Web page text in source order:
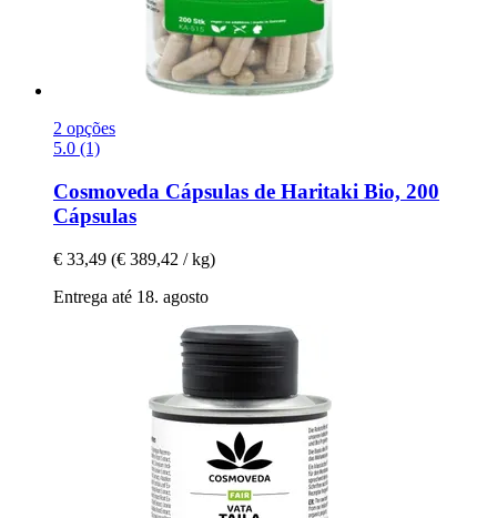
2 opções
5.0 (1)
Cosmoveda Cápsulas de Haritaki Bio, 200
Cápsulas
€ 33,49 (€ 389,42 / kg)
Entrega até 18. agosto